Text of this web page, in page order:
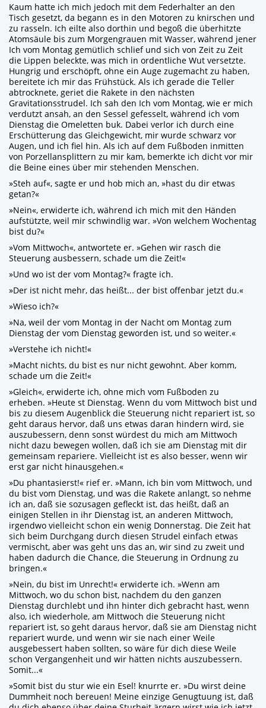
Kaum hatte ich mich jedoch mit dem Federhalter an den
Tisch gesetzt, da begann es in den Motoren zu knirschen und
zu rasseln. Ich eilte also dorthin und begoß die überhitzte
Atomsäule bis zum Morgengrauen mit Wasser, während jener
Ich vom Montag gemütlich schlief und sich von Zeit zu Zeit
die Lippen beleckte, was mich in ordentliche Wut versetzte.
Hungrig und erschöpft, ohne ein Auge zugemacht zu haben,
bereitete ich mir das Frühstück. Als ich gerade die Teller
abtrocknete, geriet die Rakete in den nächsten
Gravitationsstrudel. Ich sah den Ich vom Montag, wie er mich
verdutzt ansah, an den Sessel gefesselt, während ich vom
Dienstag die Omeletten buk. Dabei verlor ich durch eine
Erschütterung das Gleichgewicht, mir wurde schwarz vor
Augen, und ich fiel hin. Als ich auf dem Fußboden inmitten
von Porzellansplittern zu mir kam, bemerkte ich dicht vor mir
die Beine eines über mir stehenden Menschen.
»Steh auf«, sagte er und hob mich an, »hast du dir etwas
getan?«
»Nein«, erwiderte ich, während ich mich mit den Händen
aufstützte, weil mir schwindlig war. »Von welchem Wochentag
bist du?«
»Vom Mittwoch«, antwortete er. »Gehen wir rasch die
Steuerung ausbessern, schade um die Zeit!«
»Und wo ist der vom Montag?« fragte ich.
»Der ist nicht mehr, das heißt... der bist offenbar jetzt du.«
»Wieso ich?«
»Na, weil der vom Montag in der Nacht om Montag zum
Dienstag der vom Dienstag geworden ist, und so weiter.«
»Verstehe ich nicht!«
»Macht nichts, du bist es nur nicht gewohnt. Aber komm,
schade um die Zeit!«
»Gleich«, erwiderte ich, ohne mich vom Fußboden zu
erheben. »Heute st Dienstag. Wenn du vom Mittwoch bist und
bis zu diesem Augenblick die Steuerung nicht repariert ist, so
geht daraus hervor, daß uns etwas daran hindern wird, sie
auszubessern, denn sonst würdest du mich am Mittwoch
nicht dazu bewegen wollen, daß ich sie am Dienstag mit dir
gemeinsam repariere. Vielleicht ist es also besser, wenn wir
erst gar nicht hinausgehen.«
»Du phantasierst!« rief er. »Mann, ich bin vom Mittwoch, und
du bist vom Dienstag, und was die Rakete anlangt, so nehme
ich an, daß sie sozusagen gefleckt ist, das heißt, daß an
einigen Stellen in ihr Dienstag ist, an anderen Mittwoch,
irgendwo vielleicht schon ein wenig Donnerstag. Die Zeit hat
sich beim Durchgang durch diesen Strudel einfach etwas
vermischt, aber was geht uns das an, wir sind zu zweit und
haben dadurch die Chance, die Steuerung in Ordnung zu
bringen.«
»Nein, du bist im Unrecht!« erwiderte ich. »Wenn am
Mittwoch, wo du schon bist, nachdem du den ganzen
Dienstag durchlebt und ihn hinter dich gebracht hast, wenn
also, ich wiederhole, am Mittwoch die Steuerung nicht
repariert ist, so geht daraus hervor, daß sie am Dienstag nicht
repariert wurde, und wenn wir sie nach einer Weile
ausgebessert haben sollten, so wäre für dich diese Weile
schon Vergangenheit und wir hätten nichts auszubessern.
Somit...«
»Somit bist du stur wie ein Esel! knurrte er. »Du wirst deine
Dummheit noch bereuen! Meine einzige Genugtuung ist, daß